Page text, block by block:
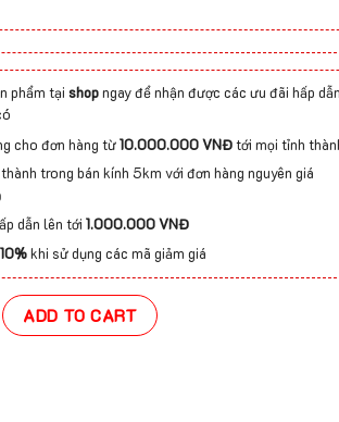
phẩm tại shopngay để nhận được các ưu đãi hấp
cho đơn hàng từ10.000.000 VNĐtới mọi tỉnh
trong bán kính 5km với đơn hàng nguyên giá
dẫn lên tới 1.000.000 VNĐ
10%khi sử dụng các mã giảm giá
129 quantity
ADD TO CART